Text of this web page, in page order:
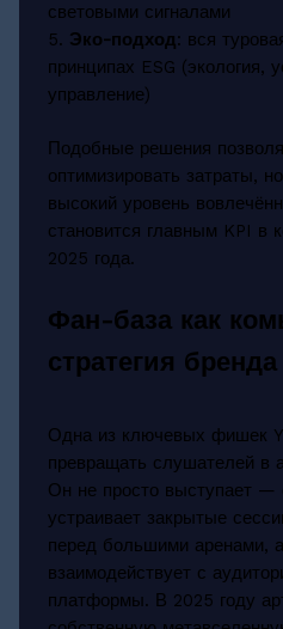
световыми сигналами
5. Эко-подход: вся
принципах ESG (экология,
управление)
Подобные решения
оптимизировать затраты,
высокий уровень
становится главным KPI в
2025 года.
Фан-база как
стратегия
Одна из ключевых фишек
превращать слушателей в
Он не просто выступает —
устраивает закрытые
перед большими аренами,
взаимодействует с
платформы. В 2025 году